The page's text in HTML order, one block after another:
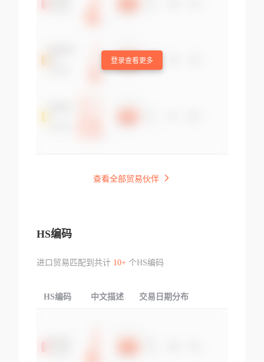
登录查看更多
查看全部贸易伙伴
HS编码
进口贸易匹配到共计 10+个HS编码
HS编码 中文描述 交易日期分布